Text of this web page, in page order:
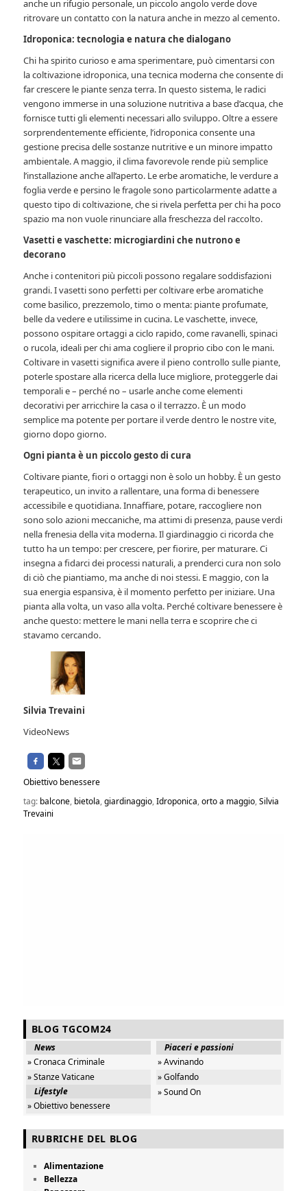
anche un rifugio personale, un piccolo angolo verde dove
ritrovare un contatto con la natura anche in mezzo al cemento.
Idroponica: tecnologia e natura che dialogano
Chi ha spirito curioso e ama sperimentare, può cimentarsi con
la coltivazione idroponica, una tecnica moderna che consente di
far crescere le piante senza terra. In questo sistema, le radici
vengono immerse in una soluzione nutritiva a base d’acqua, che
fornisce tutti gli elementi necessari allo sviluppo. Oltre a essere
sorprendentemente efficiente, l’idroponica consente una
gestione precisa delle sostanze nutritive e un minore impatto
ambientale. A maggio, il clima favorevole rende più semplice
l’installazione anche all’aperto. Le erbe aromatiche, le verdure a
foglia verde e persino le fragole sono particolarmente adatte a
questo tipo di coltivazione, che si rivela perfetta per chi ha poco
spazio ma non vuole rinunciare alla freschezza del raccolto.
Vasetti e vaschette: microgiardini che nutrono e
decorano
Anche i contenitori più piccoli possono regalare soddisfazioni
grandi. I vasetti sono perfetti per coltivare erbe aromatiche
come basilico, prezzemolo, timo o menta: piante profumate,
belle da vedere e utilissime in cucina. Le vaschette, invece,
possono ospitare ortaggi a ciclo rapido, come ravanelli, spinaci
o rucola, ideali per chi ama cogliere il proprio cibo con le mani.
Coltivare in vasetti significa avere il pieno controllo sulle piante,
poterle spostare alla ricerca della luce migliore, proteggerle dai
temporali e – perché no – usarle anche come elementi
decorativi per arricchire la casa o il terrazzo. È un modo
semplice ma potente per portare il verde dentro le nostre vite,
giorno dopo giorno.
Ogni pianta è un piccolo gesto di cura
Coltivare piante, fiori o ortaggi non è solo un hobby. È un gesto
terapeutico, un invito a rallentare, una forma di benessere
accessibile e quotidiana. Innaffiare, potare, raccogliere non
sono solo azioni meccaniche, ma attimi di presenza, pause verdi
nella frenesia della vita moderna. Il giardinaggio ci ricorda che
tutto ha un tempo: per crescere, per fiorire, per maturare. Ci
insegna a fidarci dei processi naturali, a prenderci cura non solo
di ciò che piantiamo, ma anche di noi stessi. E maggio, con la
sua energia espansiva, è il momento perfetto per iniziare. Una
pianta alla volta, un vaso alla volta. Perché coltivare benessere è
anche questo: mettere le mani nella terra e scoprire che ci
stavamo cercando.
Silvia Trevaini
VideoNews
Obiettivo benessere
tag: balcone, bietola,giardinaggio,Idroponica,orto a maggio,Silvia
Trevaini
BLOG TGCOM24
News
» Cronaca Criminale
» Stanze Vaticane
Lifestyle
» Obiettivo benessere
Piaceri e passioni
» Avvinando
» Golfando
» Sound On
RUBRICHE DEL BLOG
Alimentazione
Bellezza